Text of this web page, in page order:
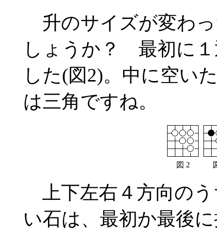
升のサイズが変わ
しょうか？ 最初に
した(図2)。中に空い
は三角ですね。
図 2
上下左右４方向の
い石は、最初か最後